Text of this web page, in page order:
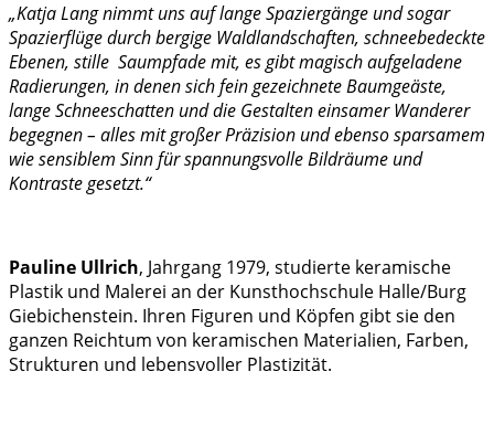
„Katja Lang nimmt uns auf lange Spaziergänge und sogar
Spazierflüge durch bergige Waldlandschaften, schneebedeckte
Ebenen, stille Saumpfade mit, es gibt magisch aufgeladene
Radierungen, in denen sich fein gezeichnete Baumgeäste,
lange Schneeschatten und die Gestalten einsamer Wanderer
begegnen – alles mit großer Präzision und ebenso sparsamem
wie sensiblem Sinn für spannungsvolle Bildräume und
Kontraste gesetzt.“
Pauline Ullrich, Jahrgang 1979, studierte keramische
Plastik und Malerei an der Kunsthochschule Halle/Burg
Giebichenstein. Ihren Figuren und Köpfen gibt sie den
ganzen Reichtum von keramischen Materialien, Farben,
Strukturen und lebensvoller Plastizität.